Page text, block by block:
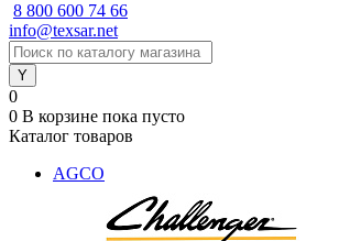
8 800 600 74 66
info@texsar.net
0
0 В корзине пока пусто
Каталог товаров
AGCO